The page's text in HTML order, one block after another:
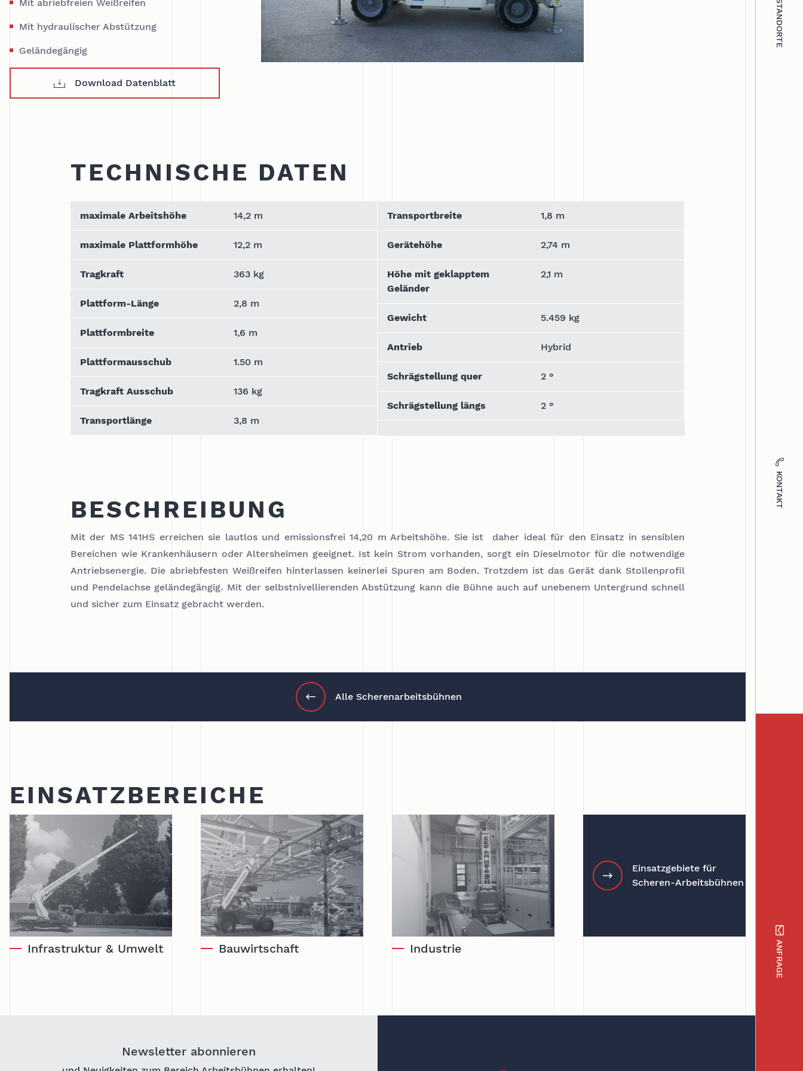
Mit abriebfreien Weißreifen
Mit hydraulischer Abstützung
Geländegängig
Download Datenblatt
TECHNISCHE DATEN
maximale Arbeitshöhe 14,2 m
maximale Plattformhöhe 12,2 m
Tragkraft 363 kg
Plattform-Länge 2,8 m
Plattformbreite 1,6 m
Plattformausschub 1.50 m
Tragkraft Ausschub 136 kg
Transportlänge 3,8 m
Transportbreite 1,8 m
Gerätehöhe 2,74 m
Höhe mit geklapptem
Geländer
2,1 m
Gewicht 5.459 kg
Antrieb Hybrid
Schrägstellung quer 2 °
Schrägstellung längs 2 °
BESCHREIBUNG
Mit der MS 141HS erreichen sie lautlos und emissionsfrei 14,20 m Arbeitshöhe. Sie ist daher ideal für den Einsatz in sensiblen
Bereichen wie Krankenhäusern oder Altersheimen geeignet. Ist kein Strom vorhanden, sorgt ein Dieselmotor für die notwendige
Antriebsenergie. Die abriebfesten Weißreifen hinterlassen keinerlei Spuren am Boden. Trotzdem ist das Gerät dank Stollenprofil
und Pendelachse geländegängig. Mit der selbstnivellierenden Abstützung kann die Bühne auch auf unebenem Untergrund schnell
und sicher zum Einsatz gebracht werden.
Alle Scherenarbeitsbühnen
EINSATZBEREICHE
Infrastruktur & Umwelt Bauwirtschaft Industrie
Einsatzgebiete für
Scheren-Arbeitsbühnen
Newsletter abonnieren
STANDORTE
KONTAKT
ANFRAGE